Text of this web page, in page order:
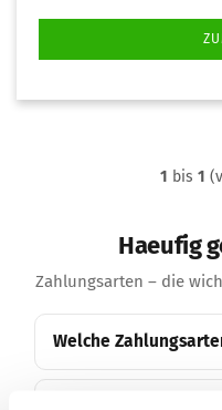
1 bis 1
Haeufig
Zahlungsarten – die
Welche